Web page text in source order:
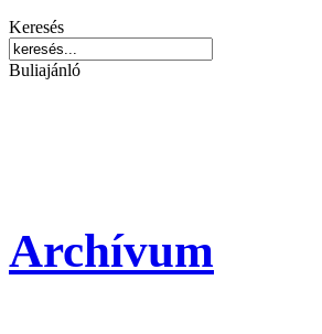
Keresés
Buliajánló
Archívum